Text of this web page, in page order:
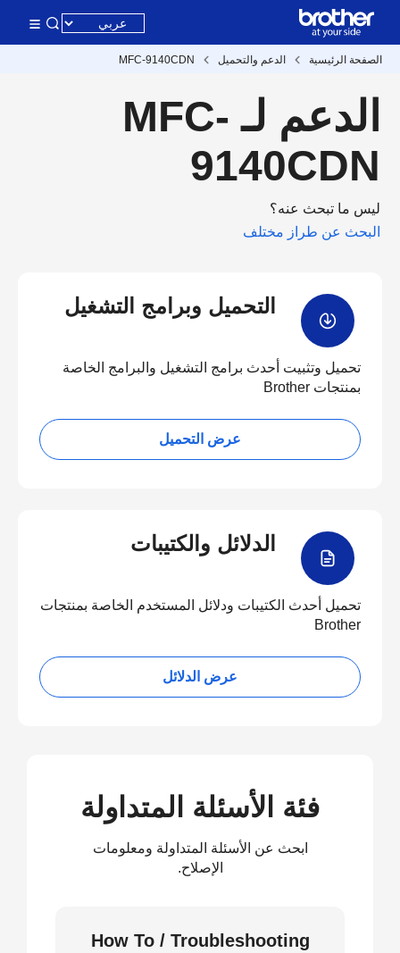
الصفحة الرئيسية الدعم والتحميل MFC-9140CDN
الدعم لـ MFC-
9140CDN
ليس ما تبحث عنه؟
البحث عن طراز مختلف
التحميل وبرامج التشغيل
تحميل وتثبيت أحدث برامج التشغيل والبرامج الخاصة
بمنتجات Brother
عرض التحميل
الدلائل والكتيبات
تحميل أحدث الكتيبات ودلائل المستخدم الخاصة بمنتجات
Brother
عرض الدلائل
فئة الأسئلة المتداولة
ابحث عن الأسئلة المتداولة ومعلومات
الإصلاح.
How To / Troubleshooting